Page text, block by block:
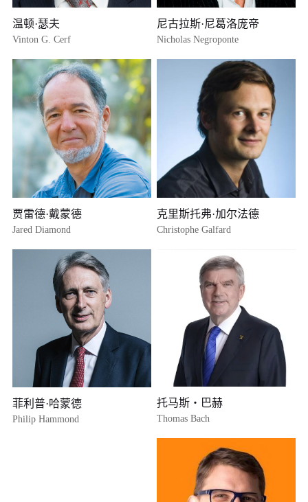
温顿·瑟夫
Vinton G. Cerf
尼古拉斯·尼葛洛庞帝
Nicholas Negroponte
贾雷德·戴蒙德
Jared Diamond
克里斯托弗·加尔法德
Christophe Galfard
菲利普·哈蒙德
Philip Hammond
托马斯・巴赫
Thomas Bach